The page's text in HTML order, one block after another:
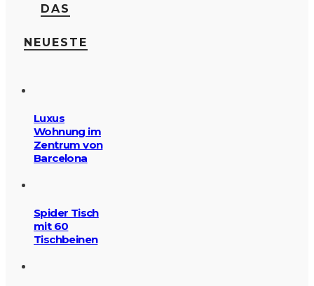
DAS
NEUESTE
Luxus
Wohnung im
Zentrum von
Barcelona
Spider Tisch
mit 60
Tischbeinen